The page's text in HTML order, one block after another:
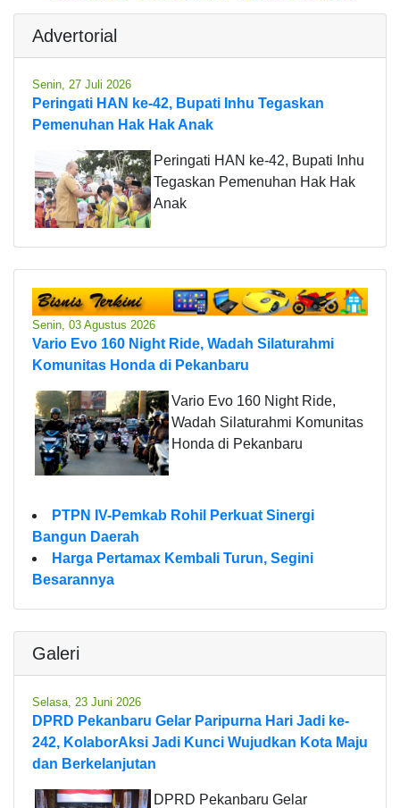
Advertorial
Senin, 27 Juli 2026
Peringati HAN ke-42, Bupati Inhu Tegaskan
Pemenuhan Hak Hak Anak
Peringati HAN ke-42, Bupati Inhu
Tegaskan Pemenuhan Hak Hak
Anak
Senin, 03 Agustus 2026
Vario Evo 160 Night Ride, Wadah Silaturahmi
Komunitas Honda di Pekanbaru
Vario Evo 160 Night Ride,
Wadah Silaturahmi Komunitas
Honda di Pekanbaru
PTPN IV-Pemkab Rohil Perkuat Sinergi
Bangun Daerah
Harga Pertamax Kembali Turun, Segini
Besarannya
Galeri
Selasa, 23 Juni 2026
DPRD Pekanbaru Gelar Paripurna Hari Jadi ke-
242, KolaborAksi Jadi Kunci Wujudkan Kota Maju
dan Berkelanjutan
DPRD Pekanbaru Gelar